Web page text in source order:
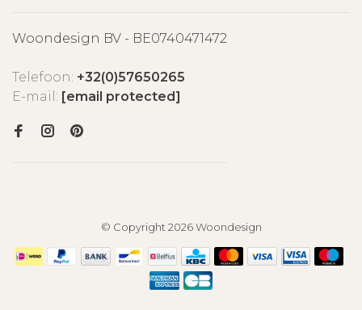
Woondesign BV - BE0740471472
Telefoon: +32(0)57650265
E-mail: [email protected]
© Copyright 2026 Woondesign